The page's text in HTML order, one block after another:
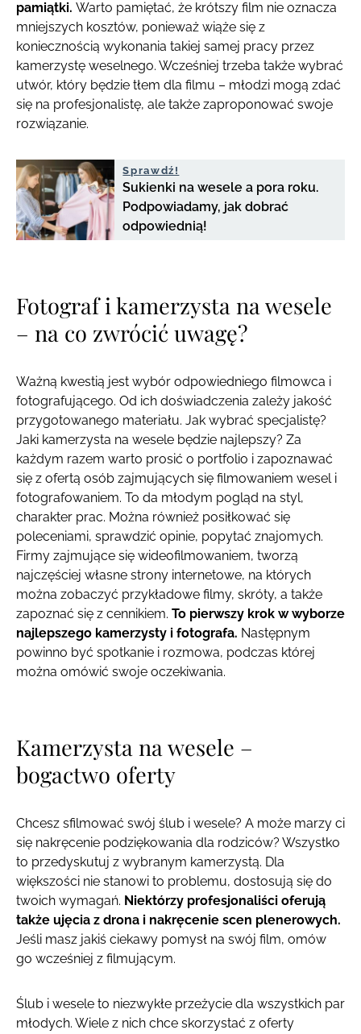
pamiątki. Warto pamiętać, że krótszy film nie oznacza
mniejszych kosztów, ponieważ wiąże się z
koniecznością wykonania takiej samej pracy przez
kamerzystę weselnego. Wcześniej trzeba także wybrać
utwór, który będzie tłem dla filmu – młodzi mogą zdać
się na profesjonalistę, ale także zaproponować swoje
rozwiązanie.
Sprawdź!
Sukienki na wesele a pora roku.
Podpowiadamy, jak dobrać
odpowiednią!
Fotograf i kamerzysta na wesele
– na co zwrócić uwagę?
Ważną kwestią jest wybór odpowiedniego filmowca i
fotografującego. Od ich doświadczenia zależy jakość
przygotowanego materiału. Jak wybrać specjalistę?
Jaki kamerzysta na wesele będzie najlepszy? Za
każdym razem warto prosić o portfolio i zapoznawać
się z ofertą osób zajmujących się filmowaniem wesel i
fotografowaniem. To da młodym pogląd na styl,
charakter prac. Można również posiłkować się
poleceniami, sprawdzić opinie, popytać znajomych.
Firmy zajmujące się wideofilmowaniem, tworzą
najczęściej własne strony internetowe, na których
można zobaczyć przykładowe filmy, skróty, a także
zapoznać się z cennikiem. To pierwszy krok w wyborze
najlepszego kamerzysty i fotografa. Następnym
powinno być spotkanie i rozmowa, podczas której
można omówić swoje oczekiwania.
Kamerzysta na wesele –
bogactwo oferty
Chcesz sfilmować swój ślub i wesele? A może marzy ci
się nakręcenie podziękowania dla rodziców? Wszystko
to przedyskutuj z wybranym kamerzystą. Dla
większości nie stanowi to problemu, dostosują się do
twoich wymagań. Niektórzy profesjonaliści oferują
także ujęcia z drona i nakręcenie scen plenerowych.
Jeśli masz jakiś ciekawy pomysł na swój film, omów
go wcześniej z filmującym.
Ślub i wesele to niezwykłe przeżycie dla wszystkich par
młodych. Wiele z nich chce skorzystać z oferty